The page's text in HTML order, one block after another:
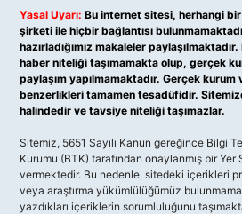
Yasal Uyarı: Bu internet sitesi, herhangi
şirketi ile hiçbir bağlantısı
hazırladığımız makaleler
haber niteliği taşımamakta olup, gerçek
paylaşım yapılmamaktadır. Gerçek
benzerlikleri tamamen tesadüfidir.
halindedir ve tavsiye niteliği taşımazlar.
Sitemiz, 5651 Sayılı Kanun gereğince Bilgi
Kurumu (BTK) tarafından onaylanmış bir Yer
vermektedir. Bu nedenle, sitedeki içerikleri
veya araştırma yükümlülüğümüz
yazdıkları içeriklerin sorumluluğunu